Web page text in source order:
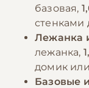
содержащие
консерванты.
🎁 −10%
По
базовая,
стенками
Лежанка
лежанка,
домик
Базовые